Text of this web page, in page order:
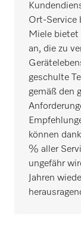
Ort-Service
Miele bietet
an, die zu
geschulte
gemäß den
können
% aller
ungefähr
Jahren